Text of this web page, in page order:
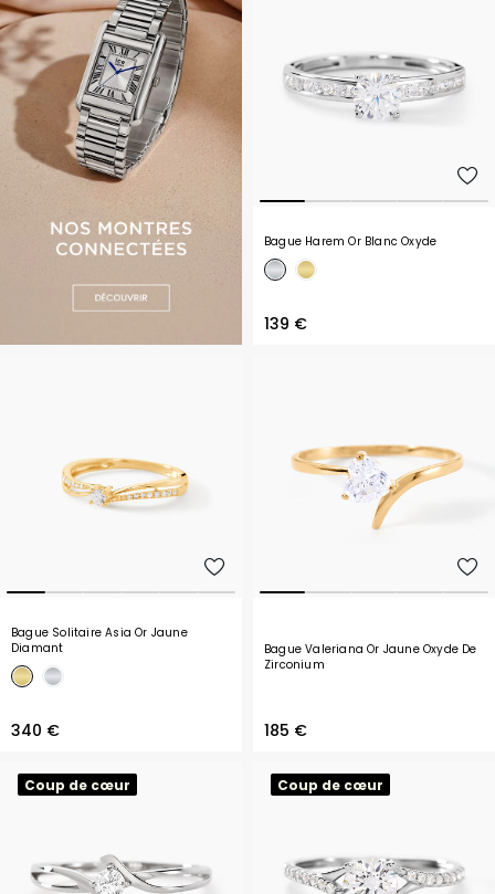
Bague Harem Or Blanc Oxyde
139 €
Bague Solitaire Asia Or Jaune
Diamant
340 €
Bague Valeriana Or Jaune Oxyde De
Zirconium
185 €
Coup de cœur Coup de cœur